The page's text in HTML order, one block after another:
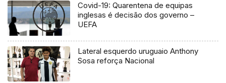
Covid-19: Quarentena de equipas
inglesas é decisão dos governo –
UEFA
Lateral esquerdo uruguaio Anthony
Sosa reforça Nacional